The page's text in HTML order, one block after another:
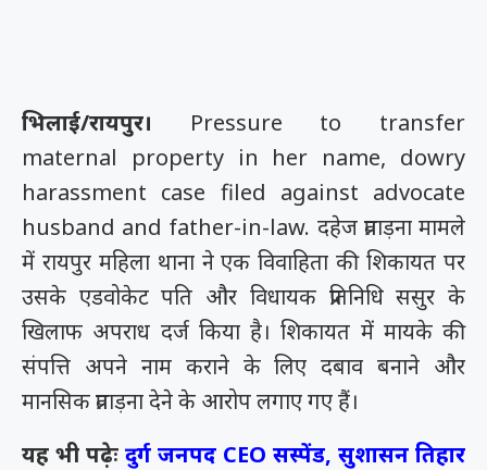
भिलाई/रायपुर। Pressure to transfer
maternal property in her name, dowry
harassment case filed against advocate
husband and father-in-law. दहेज प्रताड़ना मामले
में रायपुर महिला थाना ने एक विवाहिता की शिकायत पर
उसके एडवोकेट पति और विधायक प्रतिनिधि ससुर के
खिलाफ अपराध दर्ज किया है। शिकायत में मायके की
संपत्ति अपने नाम कराने के लिए दबाव बनाने और
मानसिक प्रताड़ना देने के आरोप लगाए गए हैं।
यह भी पढ़ेः दुर्ग जनपद CEO सस्पेंड, सुशासन तिहार